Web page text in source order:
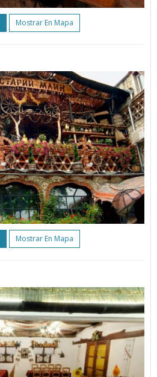
Mostrar En Mapa
Mostrar En Mapa